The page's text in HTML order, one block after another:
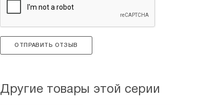
ОТПРАВИТЬ ОТЗЫВ
Другие товары этой серии